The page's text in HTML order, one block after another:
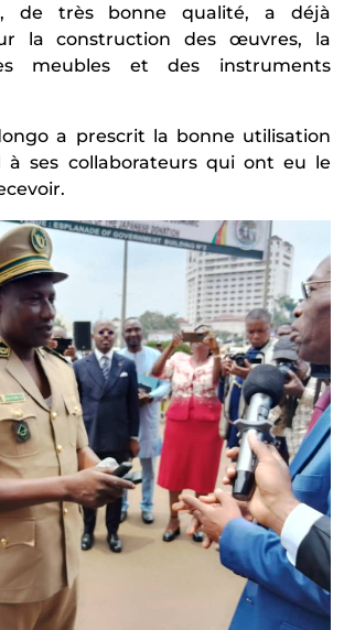
de très bonne qualité, a déjà
la construction desœuvres, la
meubles et des instruments
a prescrit la bonne utilisation
à ses collaborateurs qui ont eu le